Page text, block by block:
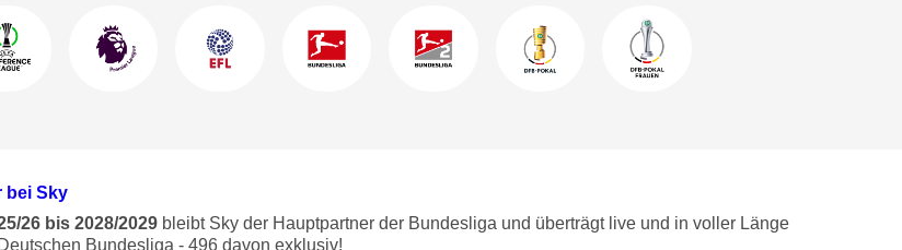
bei Sky
26 bis 2028/2029bleibt Sky der Hauptpartner der Bundesliga und überträgt live und in voller Länge
Bundesliga - 496 davon exklusiv!